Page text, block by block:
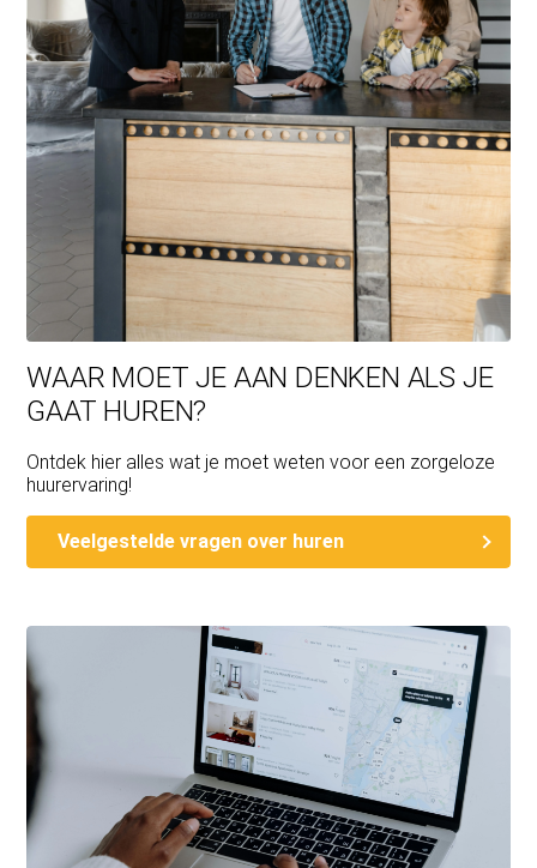
WAAR MOET JE AAN DENKEN ALS JE
GAAT HUREN?
Ontdek hier alles wat je moet weten voor een zorgeloze
huurervaring!
Veelgestelde vragen over huren